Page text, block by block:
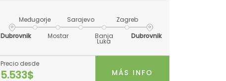
Dubrovnik
Međugorje
Mostar
Sarajevo
Banja
Luka
Zagreb
Dubrovnik
Precio desde
5.533$ MÁS INFO